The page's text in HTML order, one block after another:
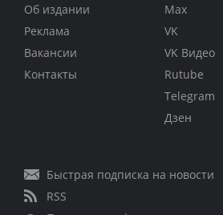
Об издании
Реклама
Вакансии
Контакты
Max
VK
VK Видео
Rutube
Telegram
Дзен
Быстрая подписка на новости
RSS